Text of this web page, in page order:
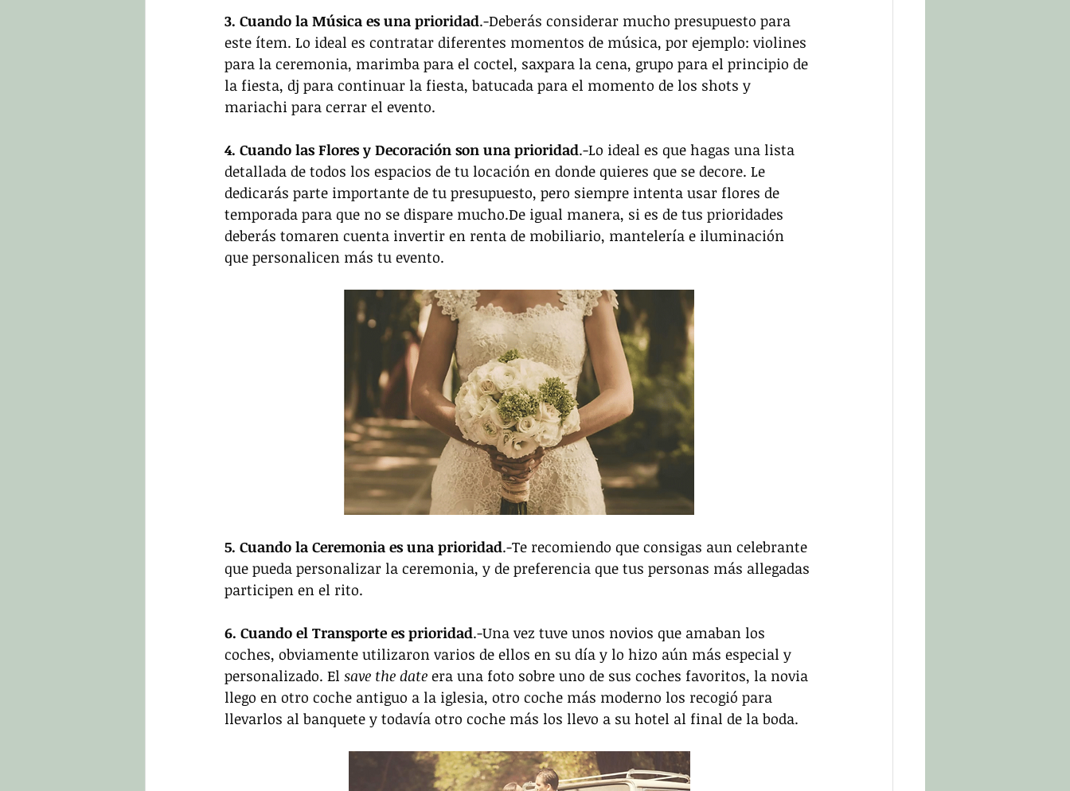
3. Cuando la Música es una prioridad.-Deberás considerar mucho presupuesto para
este ítem. Lo ideal es contratar diferentes momentos de música, por ejemplo: violines
para la ceremonia, marimba para el coctel, saxpara la cena, grupo para el principio de
la fiesta, dj para continuar la fiesta, batucada para el momento de los shots y
mariachi para cerrar el evento.
4. Cuando las Flores y Decoración son una prioridad.-Lo ideal es que hagas una lista
detallada de todos los espacios de tu locación en donde quieres que se decore. Le
dedicarás parte importante de tu presupuesto, pero siempre intenta usar flores de
temporada para que no se dispare mucho.De igual manera, si es de tus prioridades
deberás tomaren cuenta invertir en renta de mobiliario, mantelería e iluminación
que personalicen más tu evento.
5. Cuando la Ceremonia es una prioridad.-Te recomiendo que consigas aun celebrante
que pueda personalizar la ceremonia, y de preferencia que tus personas más allegadas
participen en el rito.
6. Cuando el Transporte es prioridad.-Una vez tuve unos novios que amaban los
coches, obviamente utilizaron varios de ellos en su día y lo hizo aún más especial y
personalizado. El save the date era una foto sobre uno de sus coches favoritos, la novia
llego en otro coche antiguo a la iglesia, otro coche más moderno los recogió para
llevarlos al banquete y todavía otro coche más los llevo a su hotel al final de la boda.